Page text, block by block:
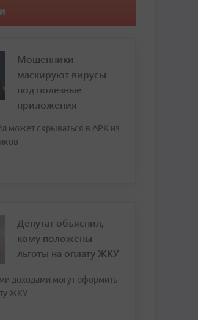
Мошенники
маскируют вирусы
под полезные
приложения
может скрываться в APK из
Депутат объяснил,
кому положены
льготы на оплату ЖКУ
доходами могут оформить
ЖКУ